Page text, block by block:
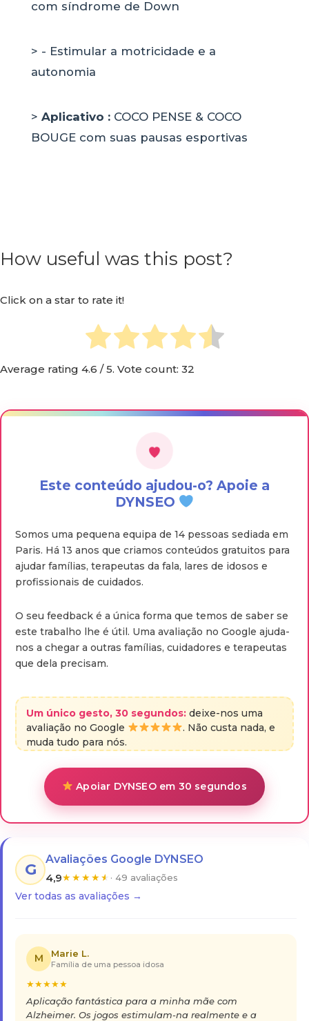
com síndrome de Down
> - Estimular a motricidade e a
autonomia
> Aplicativo :COCO PENSE & COCO
BOUGE com suas pausas esportivas
How useful was this post?
Click on a star to rate it!
Average rating 4.6 / 5. Vote count: 32
Este conteúdo ajudou-o? Apoie a
DYNSEO
Somos uma pequena equipa de 14 pessoas sediada em
Paris. Há 13 anos que criamos conteúdos gratuitos para
ajudar famílias, terapeutas da fala, lares de idosos e
profissionais de cuidados.
O seu feedback é a única forma que temos de saber se
este trabalho lhe é útil. Uma avaliação no Google ajuda-
nos a chegar a outras famílias, cuidadores e terapeutas
que dela precisam.
Um único gesto, 30 segundos: deixe-nos uma
avaliação no Google
. Não custa nada, e
muda tudo para nós.
Apoiar DYNSEO em 30 segundos
G
Avaliações Google DYNSEO
4,9★★★★★ · 49 avaliações
Ver todas as avaliações →
M Marie L.
Família de uma pessoa idosa
★★★★★
Aplicação fantástica para a minha mãe com
Alzheimer. Os jogos estimulam-na realmente e a